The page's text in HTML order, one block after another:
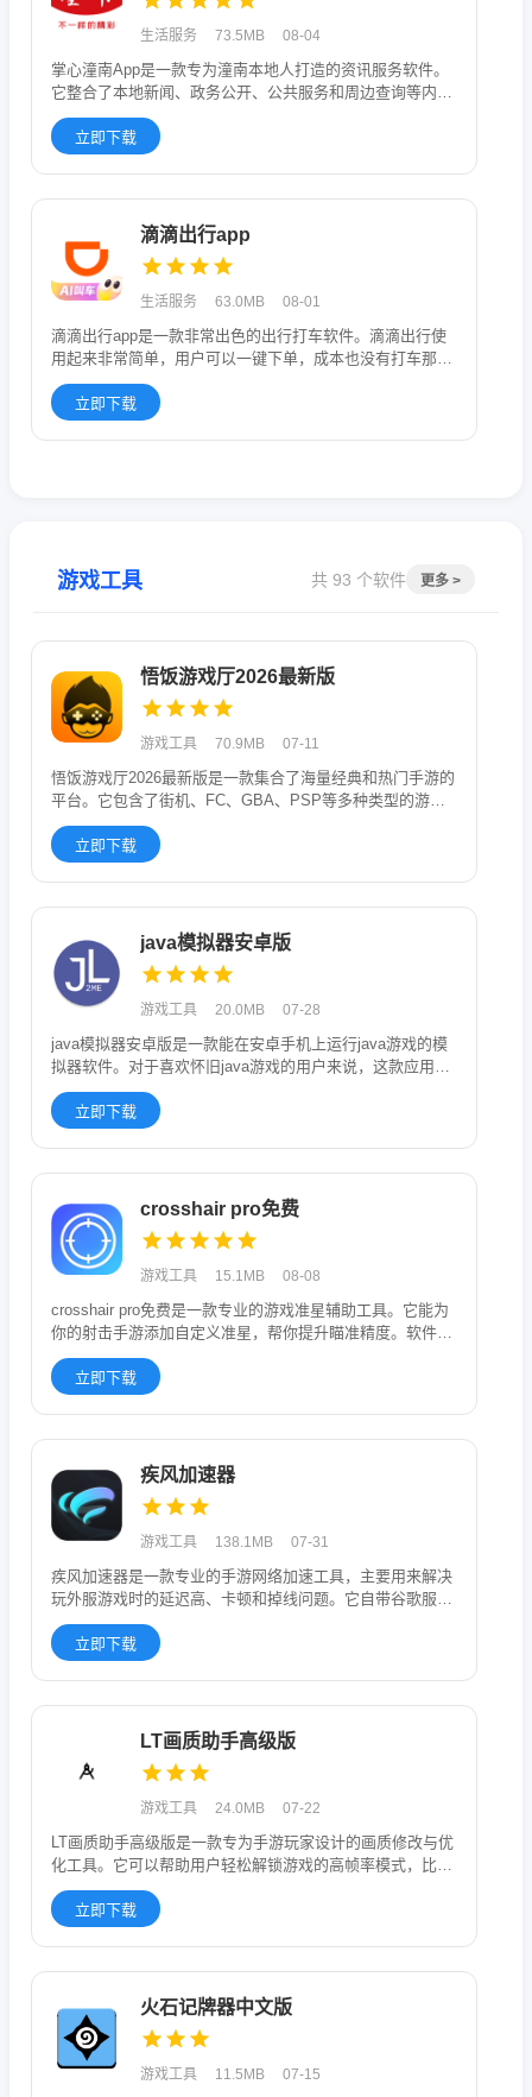
生活服务 73.5MB 08-04
掌心潼南App是一款专为潼南本地人打造的资讯服务软件。
它整合了本地新闻、政务公开、公共服务和周边查询等内
容，一站式搞定生
立即下载
滴滴出行app
生活服务 63.0MB 08-01
滴滴出行app是一款非常出色的出行打车软件。滴滴出行使
用起来非常简单，用户可以一键下单，成本也没有打车那么
高，非常实惠。
立即下载
游戏工具 共 93 个软件 更多 >
悟饭游戏厅2026最新版
游戏工具 70.9MB 07-11
悟饭游戏厅2026最新版是一款集合了海量经典和热门手游的
平台。它包含了街机、FC、GBA、PSP等多种类型的游戏
资源，想
立即下载
java模拟器安卓版
游戏工具 20.0MB 07-28
java模拟器安卓版是一款能在安卓手机上运行java游戏的模
拟器软件。对于喜欢怀旧java游戏的用户来说，这款应用非
常给
立即下载
crosshair pro免费
游戏工具 15.1MB 08-08
crosshair pro免费是一款专业的游戏准星辅助工具。它能为
你的射击手游添加自定义准星，帮你提升瞄准精度。软件内
置
立即下载
疾风加速器
游戏工具 138.1MB 07-31
疾风加速器是一款专业的手游网络加速工具，主要用来解决
玩外服游戏时的延迟高、卡顿和掉线问题。它自带谷歌服务
框架，帮你省去安
立即下载
LT画质助手高级版
游戏工具 24.0MB 07-22
LT画质助手高级版是一款专为手游玩家设计的画质修改与优
化工具。它可以帮助用户轻松解锁游戏的高帧率模式，比如
120帧，让游
立即下载
火石记牌器中文版
游戏工具 11.5MB 07-15